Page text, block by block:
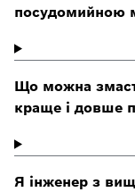
посудомийною
Що можна
краще і довше
Я інженер з